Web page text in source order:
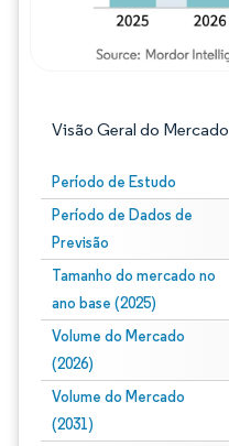
Visão Geral do Mercado
Período de Estudo
Período de Dados de
Previsão
Tamanho do mercado no
ano base (2025)
Volume do Mercado
(2026)
Volume do Mercado
(2031)